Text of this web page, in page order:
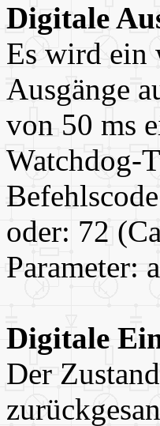
Digitale
Es wird ein
Ausgänge
von 50 ms
Watchdog-
oder: 72
Parameter:
Digitale
Der